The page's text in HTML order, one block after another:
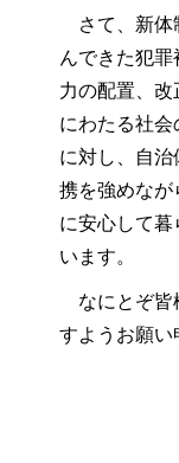
さて、新体
んできた犯
力の配置、
にわたる社
に対し、自
携を強めなが
に安心して
います。
なにとぞ皆
すようお願い